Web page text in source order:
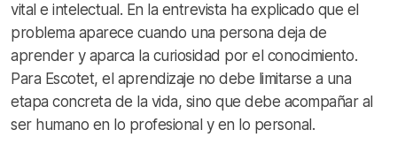
vital e intelectual. En la entrevista ha explicado que el
problema aparece cuando una persona deja de
aprender y aparca la curiosidad por el conocimiento.
Para Escotet, el aprendizaje no debe limitarse a una
etapa concreta de la vida, sino que debe acompañar al
ser humano en lo profesional y en lo personal.